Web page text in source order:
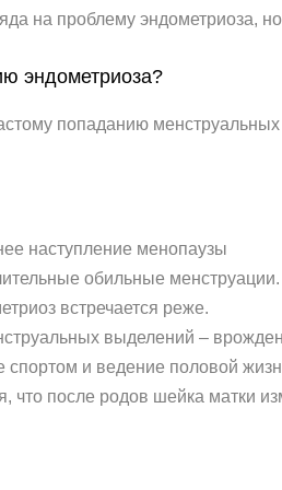
на проблему эндометриоза,
эндометриоза?
попаданию
наступление менопаузы
обильные
встречается реже.
выделений –
спортом и ведение половой
что после родов шейка матки